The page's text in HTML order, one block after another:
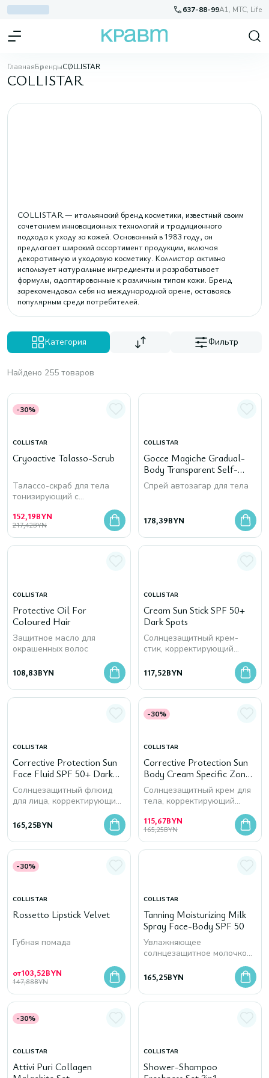
637-88-99A1, МТС, Life
ГлавнаяБрендыCOLLISTAR
COLLISTAR
COLLISTAR — итальянский бренд косметики, известный своим
сочетанием инновационных технологий и традиционного
подхода к уходу за кожей. Основанный в 1983 году, он
предлагает широкий ассортимент продукции, включая
декоративную и уходовую косметику. Коллистар активно
использует натуральные ингредиенты и разрабатывает
формулы, адаптированные к различным типам кожи. Бренд
зарекомендовал себя на международной арене, оставаясь
популярным среди потребителей.
Категория Фильтр
Найдено 255 товаров
-30%
COLLISTAR
Cryoactive Talasso-Scrub
Талассо-скраб для тела
тонизирующий с
охлаждающим эффектом
152,19BYN
217,42BYN
COLLISTAR
Gocce Magiche Gradual-
Body Transparent Self-
Tanning Spray Natural
Effect
Спрей автозагар для тела
178,39BYN
COLLISTAR
Protective Oil For
Coloured Hair
Защитное масло для
окрашенных волос
108,83BYN
COLLISTAR
Cream Sun Stick SPF 50+
Dark Spots
Солнцезащитный крем-
стик, корректирующий
117,52BYN
COLLISTAR
Corrective Protection Sun
Face Fluid SPF 50+ Dark
Spots
Солнцезащитный флюид
для лица, корректирующий
165,25BYN
-30%
COLLISTAR
Corrective Protection Sun
Body Cream Specific Zones
SPF 50+ Dark Spots
Солнцезащитный крем для
тела, корректирующий
115,67BYN
165,25BYN
-30%
COLLISTAR
Rossetto Lipstick Velvet
Губная помада
от103,52BYN
147,88BYN
COLLISTAR
Tanning Moisturizing Milk
Spray Face-Body SPF 50
Увлажняющее
солнцезащитное молочко
165,25BYN
-30%
COLLISTAR
Attivi Puri Collagen
COLLISTAR
Shower-Shampoo